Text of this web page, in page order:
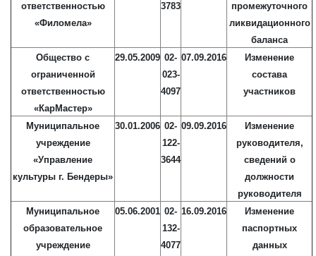
ответственностью
«Филомела»
3783
промежуточного
ликвидационного
баланса
Общество с
ограниченной
ответственностью
«КарМастер»
29.05.2009 02-
023-
4097
07.09.2016
Изменение
состава
участников
Муниципальное
учреждение
«Управление
культуры г. Бендеры»
30.01.2006 02-
122-
3644
09.09.2016
Изменение
руководителя,
сведений о
должности
руководителя
Муниципальное
образовательное
учреждение
05.06.2001 02-
132-
4077
16.09.2016
Изменение
паспортных
данных